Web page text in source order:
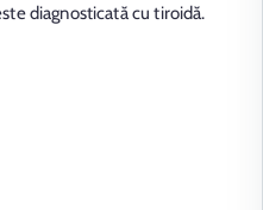
diagnosticată cu tiroidă.